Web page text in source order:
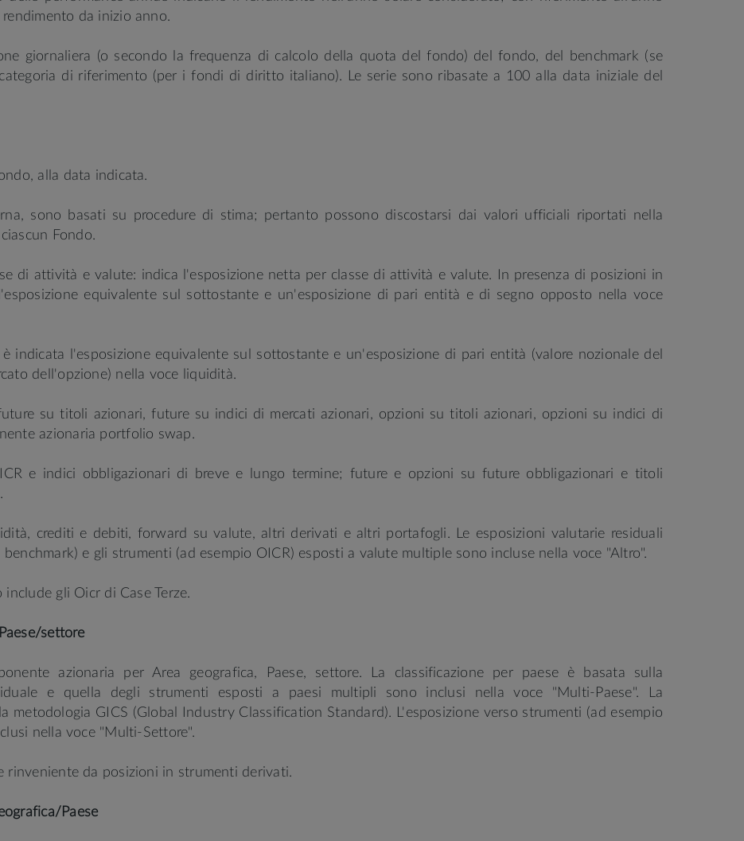
da inizio anno.
giornaliera (o secondo la frequenza di calcolo della quota del fondo) del fondo, del benchmark (se
di riferimento (per i fondi di diritto italiano). Le serie sono ribasate a 100 alla data iniziale del
alla data indicata.
sono basati su procedure di stima; pertanto possono discostarsi dai valori ufficiali riportati nella
Fondo.
di attività e valute: indica l'esposizione netta per classe di attività e valute. In presenza di posizioni in
equivalente sul sottostante e un'esposizione di pari entità e di segno opposto nella voce
indicata l'esposizione equivalente sul sottostante e un'esposizione di pari entità (valore nozionale del
dell'opzione) nella voce liquidità.
su titoli azionari, future su indici di mercati azionari, opzioni su titoli azionari, opzioni su indici di
azionaria portfolio swap.
e indici obbligazionari di breve e lungo termine; future e opzioni su future obbligazionari e titoli
crediti e debiti, forward su valute, altri derivati e altri portafogli. Le esposizioni valutarie residuali
e gli strumenti (ad esempio OICR) esposti a valute multiple sono incluse nella voce "Altro".
gli Oicr di Case Terze.
settore
azionaria per Area geografica, Paese, settore. La classificazione per paese è basata sulla
e quella degli strumenti esposti a paesi multipli sono inclusi nella voce "Multi-Paese". La
metodologia GICS (Global Industry Classification Standard). L'esposizione verso strumenti (ad esempio
nella voce "Multi-Settore".
rinveniente da posizioni in strumenti derivati.
Paese